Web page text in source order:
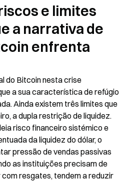
e limites
a narrativa de
enfrenta
do Bitcoin nesta crise
a sua característica de refúgio
Ainda existem três limites que
a dupla restrição de liquidez.
risco financeiro sistémico e
da liquidez do dólar, o
pressão de vendas passivas
as instituições precisam de
resgates, tendem a reduzir